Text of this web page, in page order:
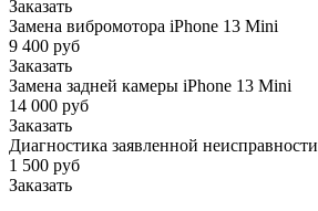
Заказать
Замена вибромотора iPhone 13 Mini
9 400 руб
Заказать
Замена задней камеры iPhone 13 Mini
14 000 руб
Заказать
Диагностика заявленной неисправности
1 500 руб
Заказать